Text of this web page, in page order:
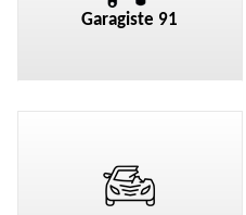
Garagiste 91